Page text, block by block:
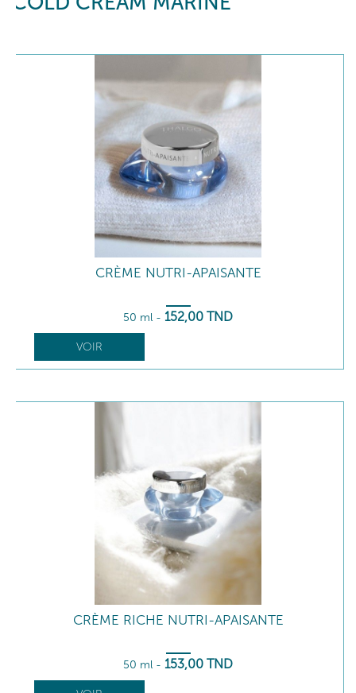
CRÈME NUTRI-APAISANTE
50 ml - 152,00 TND
VOIR
CRÈME RICHE NUTRI-APAISANTE
50 ml - 153,00 TND